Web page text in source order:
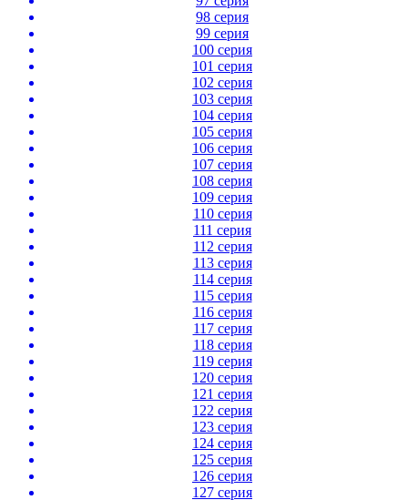
98 серия
99 серия
100 серия
101 серия
102 серия
103 серия
104 серия
105 серия
106 серия
107 серия
108 серия
109 серия
110 серия
111 серия
112 серия
113 серия
114 серия
115 серия
116 серия
117 серия
118 серия
119 серия
120 серия
121 серия
122 серия
123 серия
124 серия
125 серия
126 серия
127 серия